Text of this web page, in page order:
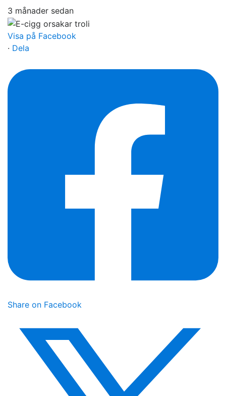
3 månader sedan
Visa på Facebook
· Dela
Share on Facebook